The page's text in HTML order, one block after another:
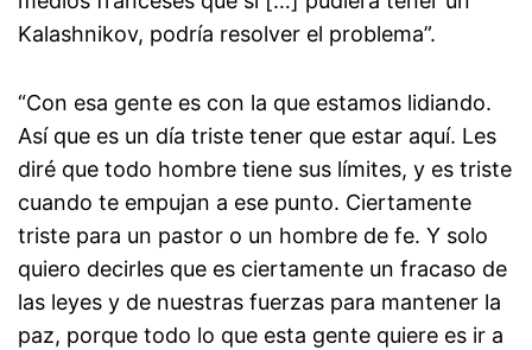
Kalashnikov, podría resolver el problema”.
“Con esa gente es con la que estamos lidiando.
Así que es un día triste tener que estar aquí. Les
diré que todo hombre tiene sus límites, y es triste
cuando te empujan a ese punto. Ciertamente
triste para un pastor o un hombre de fe. Y solo
quiero decirles que es ciertamente un fracaso de
las leyes y de nuestras fuerzas para mantener la
paz, porque todo lo que esta gente quiere es ir a